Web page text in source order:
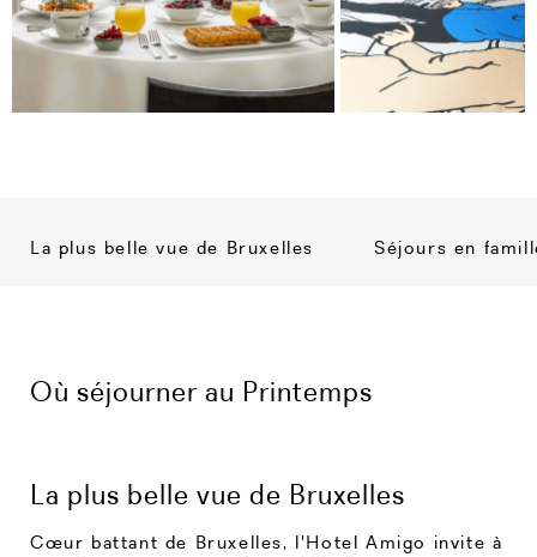
La plus belle vue de Bruxelles Séjours en
Où séjourner au Printemps
La plus belle vue de Bruxelles
Cœur battant de Bruxelles, l'Hotel Amigo invite à